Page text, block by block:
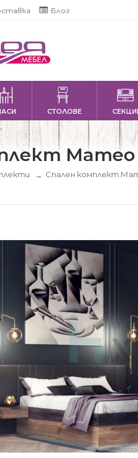
Блог
СТОЛОВЕ
Спален комплект
Матео